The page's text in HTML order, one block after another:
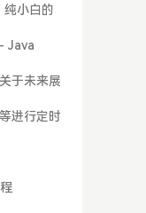
纯小白的
Java
于未来展
进行定时